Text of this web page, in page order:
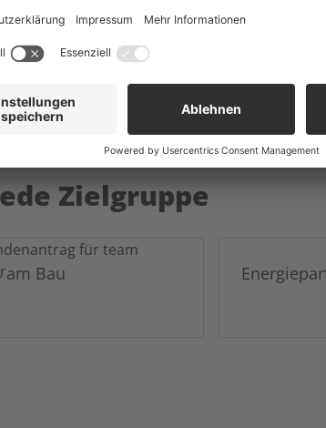
ist ein besonders verantwortungsvoller
Zielgruppe
am Bau